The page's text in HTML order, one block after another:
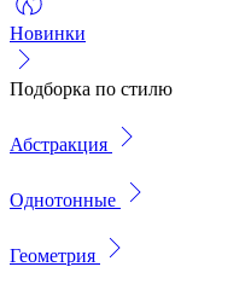
Новинки
Подборка по стилю
Абстракция
Однотонные
Геометрия